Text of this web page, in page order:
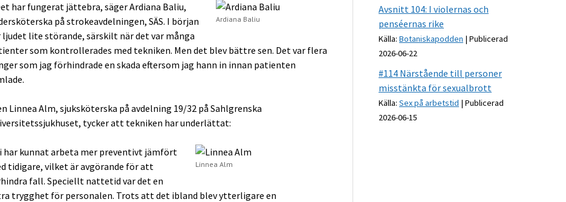
Ardiana Baliu
har fungerat jättebra, säger Ardiana Baliu,
på strokeavdelningen, SÄS. I början
ljudet lite störande, särskilt när det var många
som kontrollerades med tekniken. Men det blev bättre sen. Det var flera
som jag förhindrade en skada eftersom jag hann in innan patienten
Linnea Alm, sjuksköterska på avdelning 19/32 på Sahlgrenska
tycker att tekniken har underlättat:
Linnea Alm
har kunnat arbeta mer preventivt jämfört
tidigare, vilket är avgörande för att
fall. Speciellt nattetid var det en
trygghet för personalen. Trots att det ibland blev ytterligare en
Avsnitt 104: I violernas och
penséernas rike
Källa:Botaniskapodden
Publicerad
2026-06-22
#114 Närstående till personer
misstänkta för sexualbrott
Källa:Sex på arbetstid
Publicerad
2026-06-15